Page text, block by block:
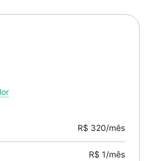
R$ 320/mês
R$ 1/mês